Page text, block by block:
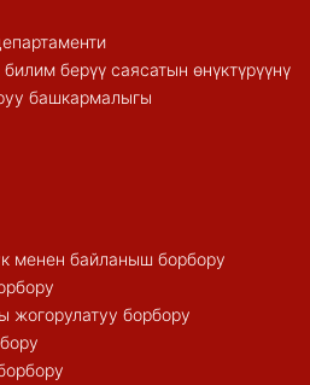
берүү саясатын өнүктүрүүнү
башкармалыгы
менен байланыш борбору
борбору